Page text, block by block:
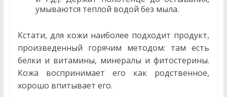
умываются теплой водой без мыла.
Кстати, для кожи наиболее подходит продукт,
произведенный горячим методом: там есть
белки и витамины, минералы и фитостерины.
Кожа воспринимает его как родственное,
хорошо впитывает его.